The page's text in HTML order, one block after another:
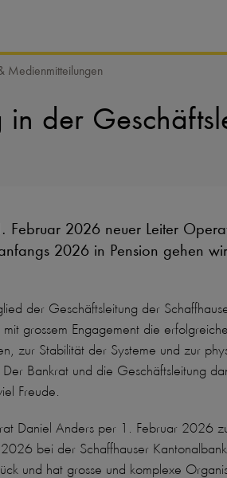
Medienmitteilungen
in der
Februar 2026 neuer Leiter
2026 in Pension gehen
der Geschäftsleitung der
grossem Engagement die
zur Stabilität der Systeme und zur
Bankrat und die Geschäftsleitung
Freude.
Daniel Anders per 1. Februar 2026
bei der Schaffhauser
und hat grosse und komplexe